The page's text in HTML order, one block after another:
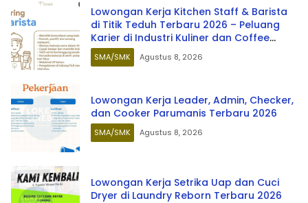
Lowongan Kerja Kitchen Staff & Barista
di Titik Teduh Terbaru 2026 – Peluang
Karier di Industri Kuliner dan Coffee
Shop
SMA/SMK Agustus 8, 2026
Lowongan Kerja Leader, Admin, Checker,
dan Cooker Parumanis Terbaru 2026
SMA/SMK Agustus 8, 2026
Lowongan Kerja Setrika Uap dan Cuci
Dryer di Laundry Reborn Terbaru 2026